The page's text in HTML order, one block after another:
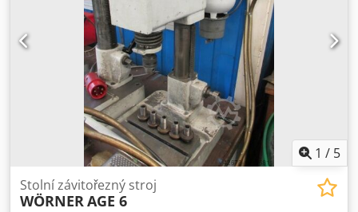
1 / 5
Stolní závitořezný stroj
WÖRNERAGE 6